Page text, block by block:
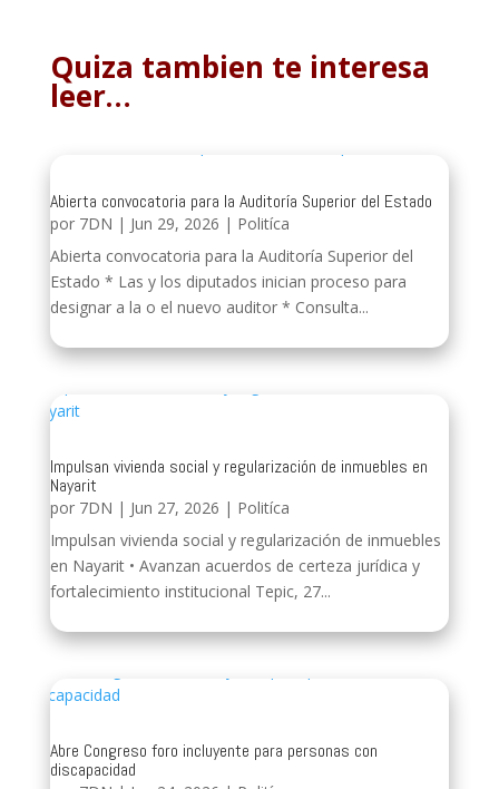
Quiza tambien te interesa
leer…
Abierta convocatoria para la Auditoría Superior del Estado
por 7DN | Jun 29, 2026 | Politíca
Abierta convocatoria para la Auditoría Superior del
Estado * Las y los diputados inician proceso para
designar a la o el nuevo auditor * Consulta...
Impulsan vivienda social y regularización de inmuebles en
Nayarit
por 7DN | Jun 27, 2026 | Politíca
Impulsan vivienda social y regularización de inmuebles
en Nayarit • Avanzan acuerdos de certeza jurídica y
fortalecimiento institucional Tepic, 27...
Abre Congreso foro incluyente para personas con
discapacidad